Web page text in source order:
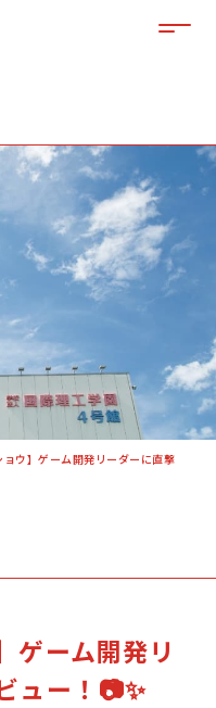
う
ョウ】ゲーム開発リーダーに直撃
ゲーム開発リ
ュー！📷✨